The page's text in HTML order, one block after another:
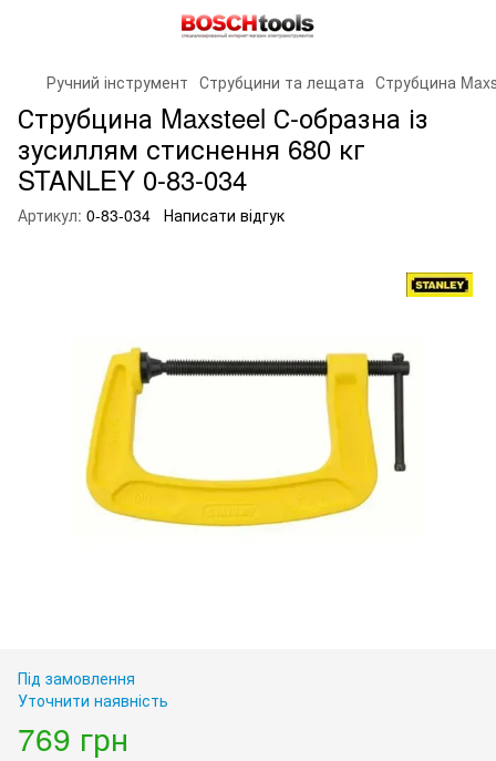
Ручний інструмент Струбцини та лещата Струбцина
Струбцина Maxsteel С-образна із
зусиллям стиснення 680 кг
STANLEY 0-83-034
Артикул: 0-83-034 Написати відгук
Під замовлення
Уточнити наявність
769 грн